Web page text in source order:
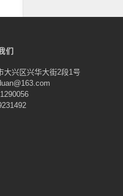
们
大兴区兴华大街2段1号